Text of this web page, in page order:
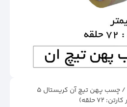
/ چسب پهن تیچ آن کریستال 5